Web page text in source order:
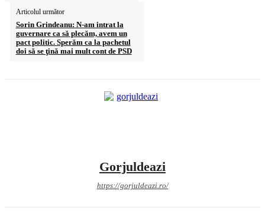
Articolul următor
Sorin Grindeanu: N-am intrat la
guvernare ca să plecăm, avem un
pact politic. Sperăm ca la pachetul
doi să se ţină mai mult cont de PSD
Gorjuldeazi
https://gorjuldeazi.ro/